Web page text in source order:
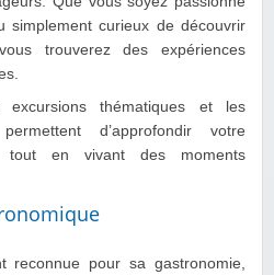
simplement curieux de découvrir
trouverez des expériences
thématiques et les
d’approfondir votre
tout en vivant des moments
reconnue pour sa gastronomie,